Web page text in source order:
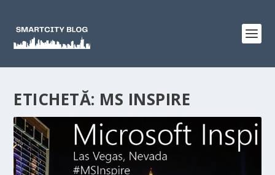
ETICHETĂ: MS INSPIRE